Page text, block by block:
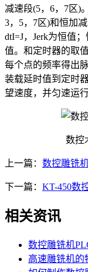
减速段(5，6，7区)
3，5，7区)和恒加
dtI=J，Jerk为恒值
值。和定时器的取
每个点的频率得出
装载延时值到定时
望速度，并匀速运
数控
上一篇： 数控雕铣
下一篇： KT-450数
相关资讯
数控雕铣机
高速雕铣机的